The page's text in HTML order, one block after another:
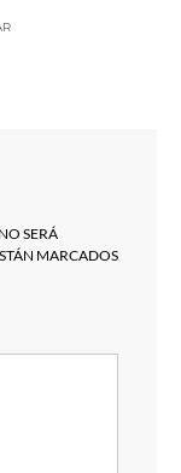
SERÁ
MARCADOS